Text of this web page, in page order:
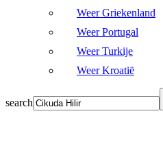
Weer Griekenland
Weer Portugal
Weer Turkije
Weer Kroatië
search